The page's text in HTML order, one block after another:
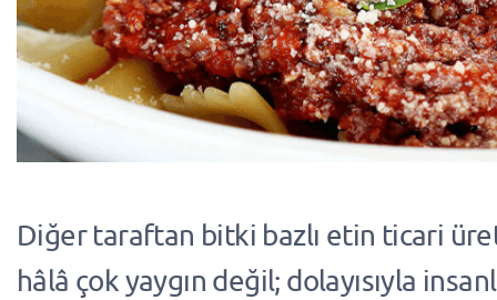
Diğer taraftan bitki bazlı etin ticari
hâlâ çok yaygın değil; dolayısıyla